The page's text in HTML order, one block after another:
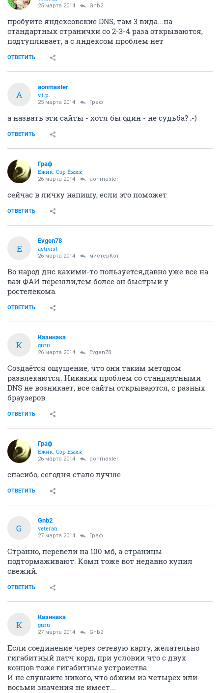
25 марта 2014 Gnb2
пробуйте яндексовские DNS, там 3 вида...на
стандартных странички со 2-3-4 раза открываются,
подтупливает, а с яндексом проблем нет
ОТВЕТИТЬ
A
aonmaster
v.i.p.
25 марта 2014 Граф
а назвать эти сайты - хотя бы один - не судьба? ;-)
ОТВЕТИТЬ
Граф
Ёжик. Сэр Ёжик
26 марта 2014 aonmaster
сейчас в личку напишу, если это поможет
ОТВЕТИТЬ
E
Evgen78
activist
26 марта 2014 мистерКэт
Во народ днс какими-то пользуется,давно уже все на
вай ФАИ перешли,тем более он быстрый у
ростелекома.
ОТВЕТИТЬ
К
Казинака
guru
26 марта 2014 Evgen78
Создаётся ощущение, что они таким методом
развлекаются. Никаких проблем со стандартными
DNS не возникает, все сайты открываются, с разных
браузеров.
ОТВЕТИТЬ
Граф
Ёжик. Сэр Ёжик
26 марта 2014 aonmaster
спасибо, сегодня стало лучше
ОТВЕТИТЬ
G
Gnb2
veteran
27 марта 2014 Граф
Странно, перевели на 100 мб, а страницы
подтормаживают. Комп тоже вот недавно купил
свежий.
ОТВЕТИТЬ
К
Казинака
guru
27 марта 2014 Gnb2
Если соединение через сетевую карту, желательно
гигабитный патч корд, при условии что с двух
концов тоже гигабитные устроиства.
И не слушайте никого, что обжим из четырёх или
восьми значения не имеет...